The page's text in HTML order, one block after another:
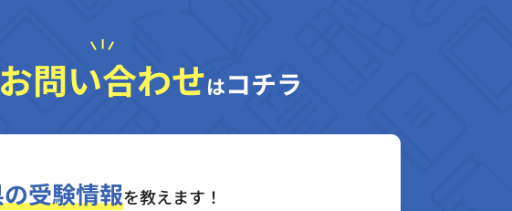
お問い合わせはコチラ
受験情報を教えます！